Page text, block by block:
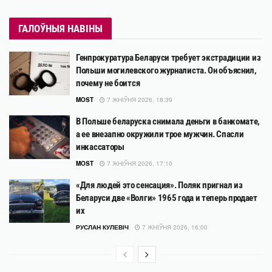
ГАЛОЎНЫЯ НАВІНЫ
Генпрокуратура Беларуси требует экстрадиции из
Польши могилевского журналиста. Он объяснил,
почему не боится
MOST 7 ЖНІЎНЯ 2026, 18:39
В Польше беларуска снимала деньги в банкомате,
а ее внезапно окружили трое мужчин. Спасли
инкассаторы
MOST 7 ЖНІЎНЯ 2026, 17:10
«Для людей это сенсация». Поляк пригнал из
Беларуси две «Волги» 1965 года и теперь продает
их
РУСЛАН КУЛЕВІЧ 7 ЖНІЎНЯ 2026, 16:00